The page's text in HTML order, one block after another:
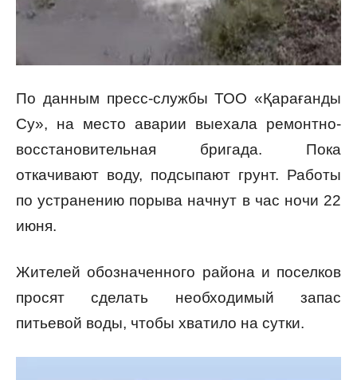
По данным пресс-службы ТОО «Қарағанды
Су», на место аварии выехала ремонтно-
восстановительная бригада. Пока
откачивают воду, подсыпают грунт. Работы
по устранению порыва начнут в час ночи 22
июня.
Жителей обозначенного района и поселков
просят сделать необходимый запас
питьевой воды, чтобы хватило на сутки.